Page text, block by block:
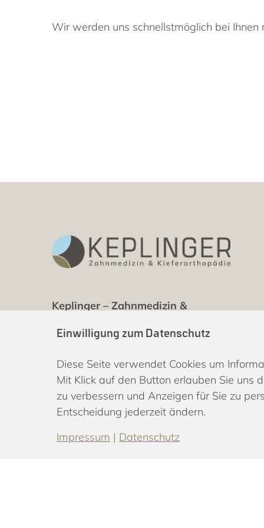
Wir werden uns schnellstmöglich bei Ihnen
Keplinger – Zahnmedizin &
63743 Aschaffenburg-Schweinheim
Deutschland
T06021 310940
Einwilligung zum Datenschutz
Diese Seite verwendet Cookies um
Mit Klick auf den Button erlauben Sie uns
zu verbessern und Anzeigen für Sie zu
Entscheidung jederzeit ändern.
Impressum | Datenschutz